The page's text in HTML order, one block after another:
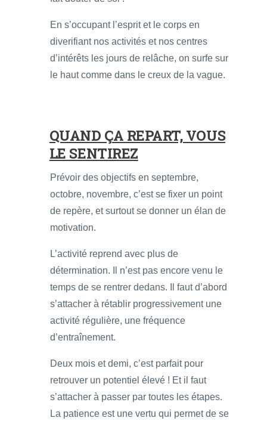
En s’occupant l’esprit et le corps en
diverifiant nos activités et nos centres
d’intérêts les jours de relâche, on surfe sur
le haut comme dans le creux de la vague.
QUAND ÇA REPART, VOUS
LE SENTIREZ
Prévoir des objectifs en septembre,
octobre, novembre, c’est se fixer un point
de repère, et surtout se donner un élan de
motivation.
L’activité reprend avec plus de
détermination. Il n’est pas encore venu le
temps de se rentrer dedans. Il faut d’abord
s’attacher à rétablir progressivement une
activité régulière, une fréquence
d’entraînement.
Deux mois et demi, c’est parfait pour
retrouver un potentiel élevé ! Et il faut
s’attacher à passer par toutes les étapes.
La patience est une vertu qui permet de se